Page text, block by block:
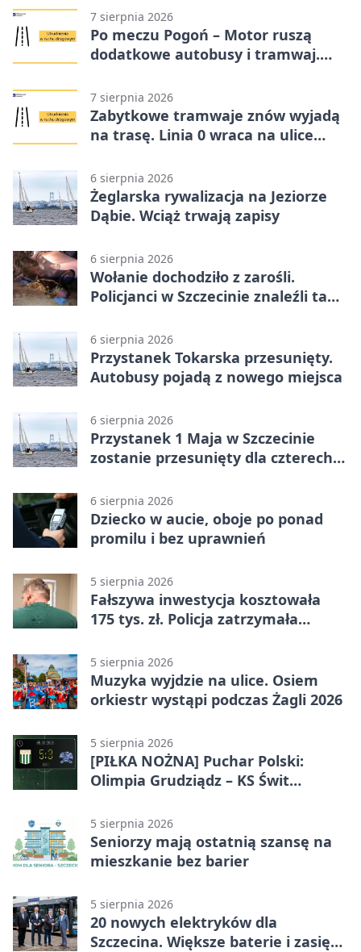
7 sierpnia 2026
Po meczu Pogoń – Motor ruszą
dodatkowe autobusy i tramwaj.
7 sierpnia 2026
Zabytkowe tramwaje znów wyjadą
na trasę. Linia 0 wraca na ulice
6 sierpnia 2026
Żeglarska rywalizacja na Jeziorze
Dąbie. Wciąż trwają zapisy
6 sierpnia 2026
Wołanie dochodziło z zarośli.
Policjanci w Szczecinie znaleźli tam
6 sierpnia 2026
Przystanek Tokarska przesunięty.
Autobusy pojadą z nowego miejsca
6 sierpnia 2026
Przystanek 1 Maja w Szczecinie
zostanie przesunięty dla czterech
6 sierpnia 2026
Dziecko w aucie, oboje po ponad
promilu i bez uprawnień
5 sierpnia 2026
Fałszywa inwestycja kosztowała
175 tys. zł. Policja zatrzymała
5 sierpnia 2026
Muzyka wyjdzie na ulice. Osiem
orkiestr wystąpi podczas Żagli 2026
5 sierpnia 2026
[PIŁKA NOŻNA] Puchar Polski:
Olimpia Grudziądz – KS Świt
stracił dwubramkowe prowadzenie
5 sierpnia 2026
Seniorzy mają ostatnią szansę na
mieszkanie bez barier
5 sierpnia 2026
20 nowych elektryków dla
Szczecina. Większe baterie i zasięg